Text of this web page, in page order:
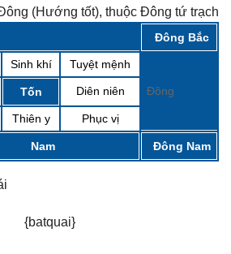
(Hướng tốt), thuộc Đông tứ trạch
Đông Bắc
Sinh khí Tuyệt mệnh
Đông
Tốn Diên niên
Thiên y Phục vị
Nam Đông Nam
{batquai}